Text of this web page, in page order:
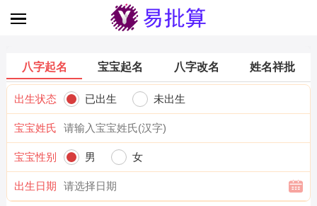
八字起名 宝宝起名 八字改名 姓名祥批
出生状态 已出生 未出生
宝宝姓氏
宝宝性别 男 女
出生日期